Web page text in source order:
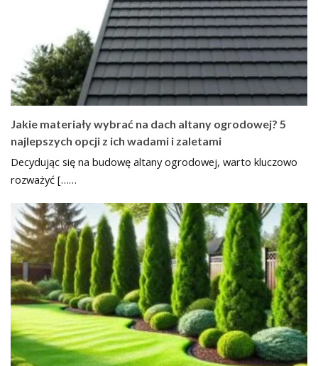
Jakie materiały wybrać na dach altany ogrodowej? 5
najlepszych opcji z ich wadami i zaletami
Decydując się na budowę altany ogrodowej, warto kluczowo
rozważyć [……